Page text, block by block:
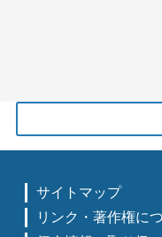
サイトマップ
リンク・著作権に